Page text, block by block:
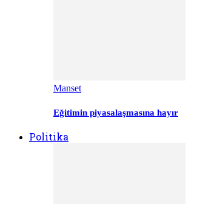
Manset
Eğitimin piyasalaşmasına hayır
Politika